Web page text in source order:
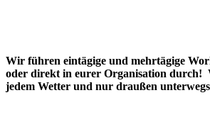
Wir führen eintägige und mehrtägige
oder direkt in eurer Organisation durch!
jedem Wetter und nur draußen